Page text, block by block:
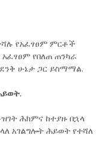
የአፈፃፀም ምርቶች
አፈፃፀም የበለጠ ጠንካራ
ሁኔታ ጋር ይስማማል.
ሕክምና ከተያዙ በኋላ
አገልግሎት ሕይወት የተሻለ